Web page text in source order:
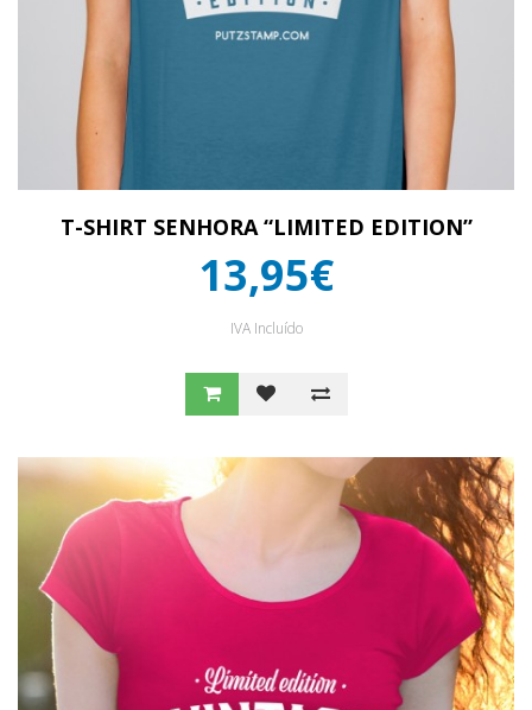
T-SHIRT SENHORA “LIMITED EDITION”
13,95€
IVA Incluído